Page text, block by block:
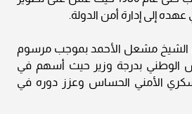
إلى إدارة أمن الدولة.
أبريل 2004 عين الشيخ مشعل الأحمد بموجب مرسوم
الوطني بدرجة وزير حيث أسهم في
الأمني الحساس وعزز دوره في